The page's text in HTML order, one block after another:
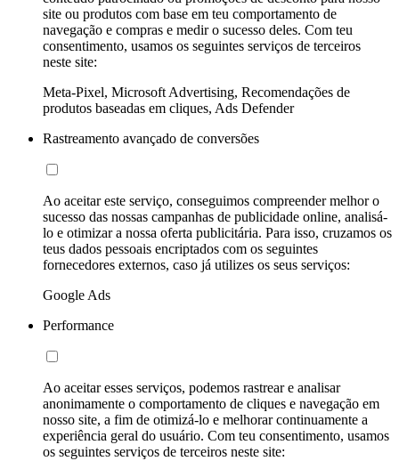
site ou produtos com base em teu comportamento de
navegação e compras e medir o sucesso deles. Com teu
consentimento, usamos os seguintes serviços de terceiros
neste site:
Meta-Pixel, Microsoft Advertising, Recomendações de
produtos baseadas em cliques, Ads Defender
Rastreamento avançado de conversões
Ao aceitar este serviço, conseguimos compreender melhor o
sucesso das nossas campanhas de publicidade online, analisá-
lo e otimizar a nossa oferta publicitária. Para isso, cruzamos os
teus dados pessoais encriptados com os seguintes
fornecedores externos, caso já utilizes os seus serviços:
Google Ads
Performance
Ao aceitar esses serviços, podemos rastrear e analisar
anonimamente o comportamento de cliques e navegação em
nosso site, a fim de otimizá-lo e melhorar continuamente a
experiência geral do usuário. Com teu consentimento, usamos
os seguintes serviços de terceiros neste site: